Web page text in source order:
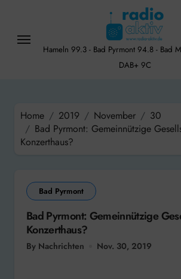
content
Hameln 99.3 - Bad Pyrmont 94.8 - Bad
DAB+ 9C
Home 2019 November
30
Bad Pyrmont: Gemeinnützige
Konzerthaus?
Bad Pyrmont
Bad Pyrmont: Gemeinnützige
Konzerthaus?
By Nachrichten Nov. 30, 2019